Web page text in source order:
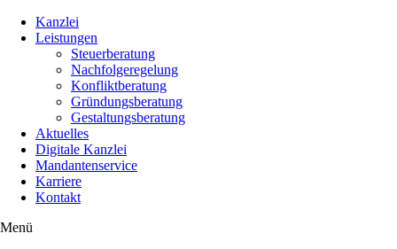
Kanzlei
Leistungen
Steuerberatung
Nachfolgeregelung
Konfliktberatung
Gründungsberatung
Gestaltungsberatung
Aktuelles
Digitale Kanzlei
Mandantenservice
Karriere
Kontakt
Menü